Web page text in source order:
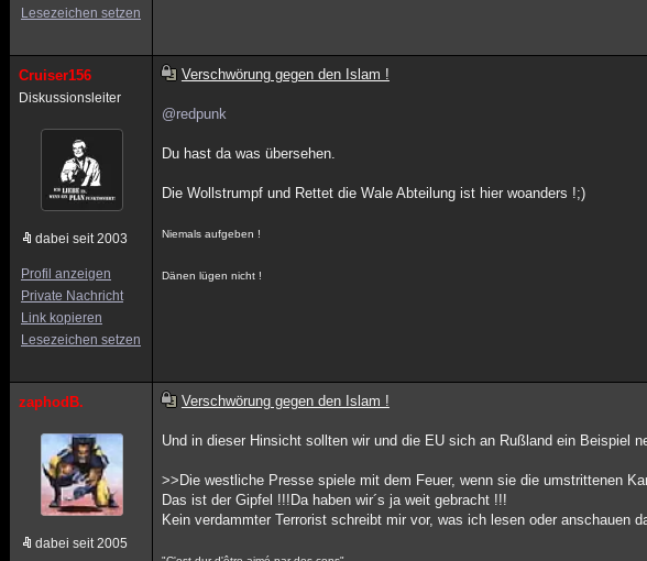
Lesezeichen setzen
Cruiser156
Diskussionsleiter
dabei seit 2003
Profil anzeigen
Private Nachricht
Link kopieren
Lesezeichen setzen
Verschwörung gegen den Islam !
@redpunk
Du hast da was übersehen.
Die Wollstrumpf und Rettet die Wale Abteilung ist hier woanders !;)
Niemals aufgeben !
Dänen lügen nicht !
zaphodB.
dabei seit 2005
Verschwörung gegen den Islam !
Und in dieser Hinsicht sollten wir und die EU sich an Rußland ein Beispiel
>>Die westliche Presse spiele mit dem Feuer, wenn sie die umstrittenen
Das ist der Gipfel !!!Da haben wir´s ja weit gebracht !!!
Kein verdammter Terrorist schreibt mir vor, was ich lesen oder